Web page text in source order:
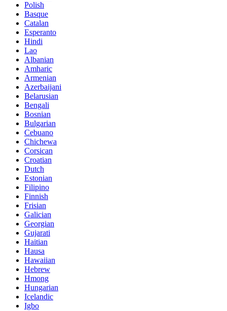
Polish
Basque
Catalan
Esperanto
Hindi
Lao
Albanian
Amharic
Armenian
Azerbaijani
Belarusian
Bengali
Bosnian
Bulgarian
Cebuano
Chichewa
Corsican
Croatian
Dutch
Estonian
Filipino
Finnish
Frisian
Galician
Georgian
Gujarati
Haitian
Hausa
Hawaiian
Hebrew
Hmong
Hungarian
Icelandic
Igbo